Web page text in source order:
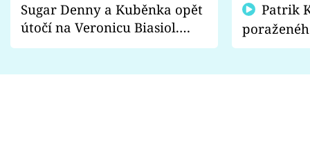
Sugar Denny a Kuběnka opět
útočí na Veronicu Biasiol.
Proč je podle nich falešná a
fanoušci